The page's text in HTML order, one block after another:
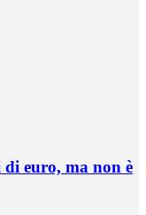
euro, ma non è